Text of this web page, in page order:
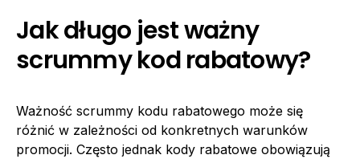
Jak długo jest ważny
scrummy kod rabatowy?
Ważność scrummy kodu rabatowego może się
różnić w zależności od konkretnych warunków
promocji. Często jednak kody rabatowe obowiązują